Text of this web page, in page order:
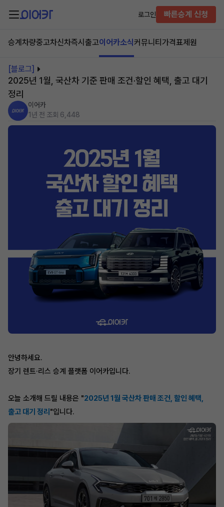
로그인 빠른승계 신청
승계차량중고차신차즉시출고이어카소식커뮤니티 가격표제원
[블로그]
2025년 1월, 국산차 기준 판매 조건·할인 혜택, 출고 대기
정리
이어카
1년 전 조회 6,448
안녕하세요.
장기 렌트·리스 승계 플랫폼 이어카입니다.
오늘 소개해 드릴 내용은 "2025년 1월 국산차 판매 조건, 할인 혜택,
출고 대기 정리 "입니다.